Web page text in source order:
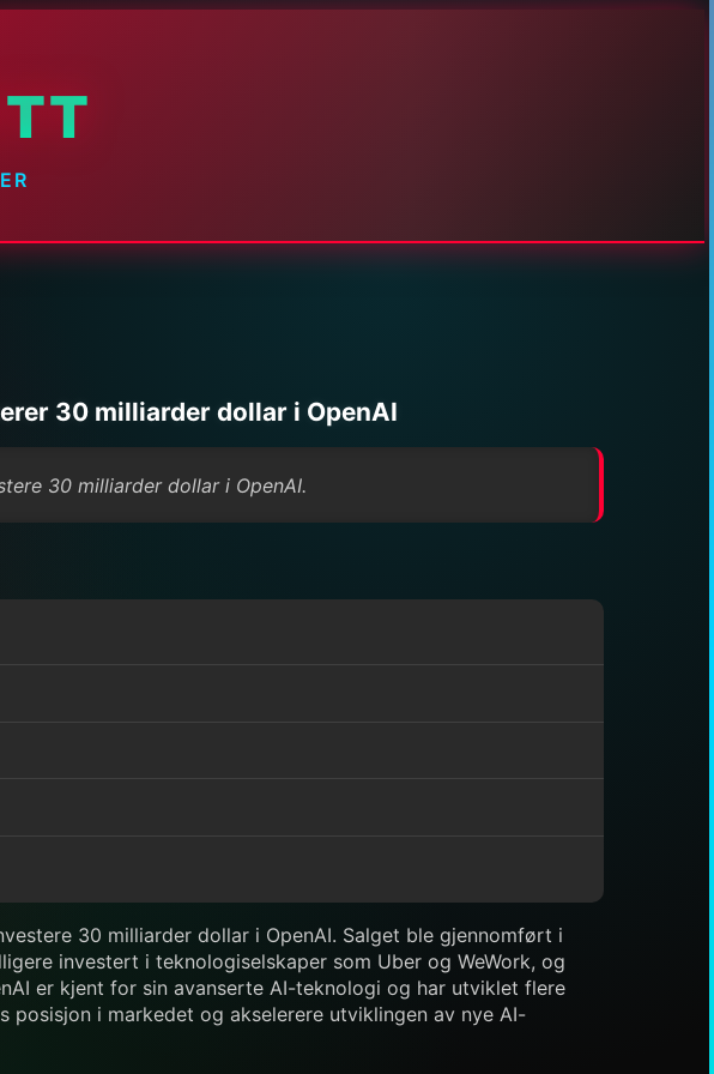
30 milliarder dollar i OpenAI
30 milliarder dollar i OpenAI.
30 milliarder dollar i OpenAI. Salget ble gjennomført i
investert i teknologiselskaper som Uber og WeWork, og
er kjent for sin avanserte AI-teknologi og har utviklet flere
posisjon i markedet og akselerere utviklingen av nye AI-